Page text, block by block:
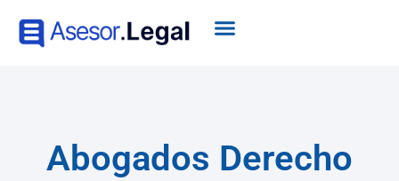
Abogados Derecho